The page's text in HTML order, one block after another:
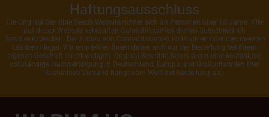
Haftungsausschluss
Die Original Sensible Seeds-Website richtet sich an Personen über 18 Jahre. Alle
auf dieser Website verkauften Cannabissamen dienen ausschließlich
Geschenkzwecken. Der Anbau von Cannabissamen ist in vielen oder den meisten
Ländern illegal. Wir empfehlen Ihnen daher, sich vor der Bestellung bei Ihrem
eigenen Geschäft zu erkundigen. Original Sensible Seeds bietet eine kostenlose,
vollständige Nachverfolgung in Deutschland, Europa und Großbritannien (der
kostenlose Versand hängt vom Wert der Bestellung ab).